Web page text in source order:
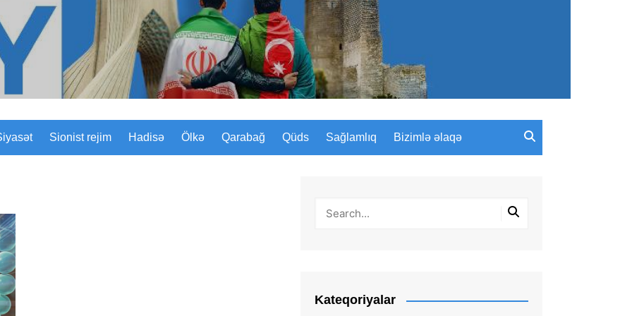
Sizinyol.org
Sionist rejim Hadisə Ölkə Qarabağ Qüds Sağlamlıq Bizimlə əlaqə
Kateqoriyalar